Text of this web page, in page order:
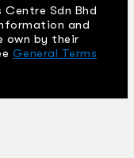
Sdn Bhd
and
own by their
General Terms